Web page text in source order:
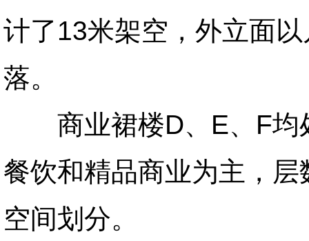
计了13米架空，外立面
落。
商业裙楼D、E、F均
餐饮和精品商业为主，
空间划分。